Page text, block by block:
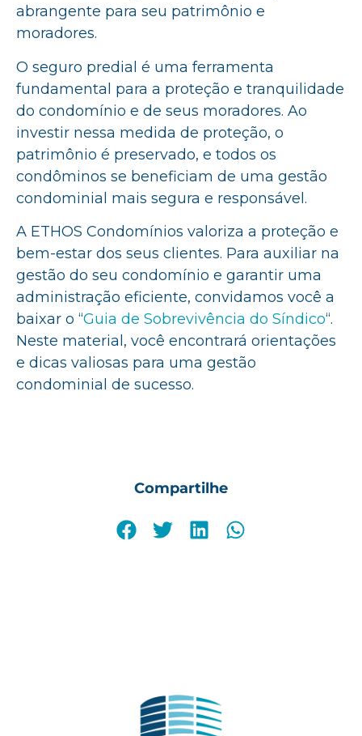
abrangente para seu patrimônio e
moradores.
O seguro predial é uma ferramenta
fundamental para a proteção e tranquilidade
do condomínio e de seus moradores. Ao
investir nessa medida de proteção, o
patrimônio é preservado, e todos os
condôminos se beneficiam de uma gestão
condominial mais segura e responsável.
A ETHOS Condomínios valoriza a proteção e
bem-estar dos seus clientes. Para auxiliar na
gestão do seu condomínio e garantir uma
administração eficiente, convidamos você a
baixar o “Guia de Sobrevivência do Síndico“.
Neste material, você encontrará orientações
e dicas valiosas para uma gestão
condominial de sucesso.
Compartilhe